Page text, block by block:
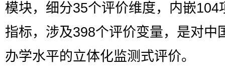
模块，细分35个评价维度，内嵌104
指标，涉及398个评价变量，是对中
办学水平的立体化监测式评价。